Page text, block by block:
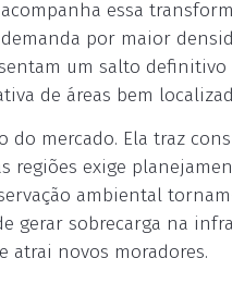
essa
por maior
um salto
de áreas bem
do mercado. Ela traz
regiões exige
ambiental
gerar sobrecarga na
atrai novos moradores.